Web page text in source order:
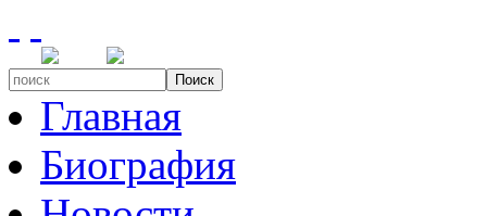
Поиск
Главная
Биография